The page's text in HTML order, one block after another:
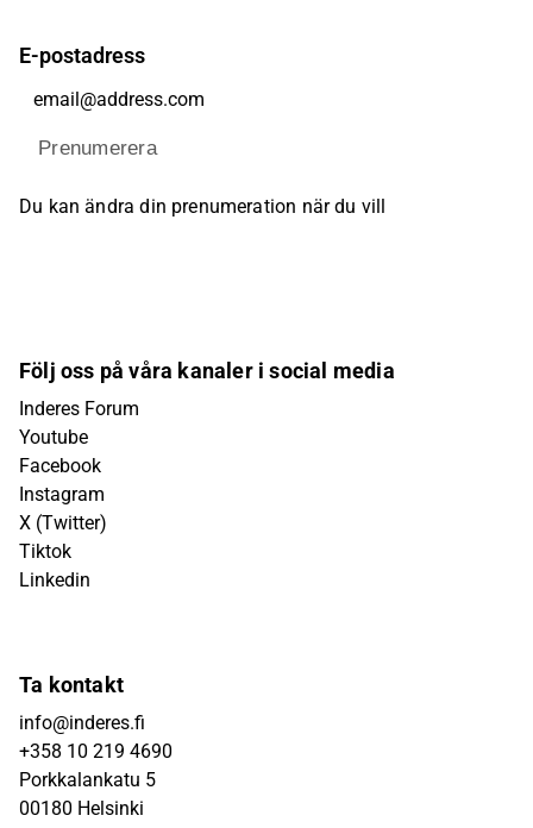
E-postadress
Prenumerera
Du kan ändra din prenumeration när du vill
Följ oss på våra kanaler i social media
Inderes Forum
Youtube
Facebook
Instagram
X (Twitter)
Tiktok
Linkedin
Ta kontakt
info@inderes.fi
+358 10 219 4690
Porkkalankatu 5
00180 Helsinki